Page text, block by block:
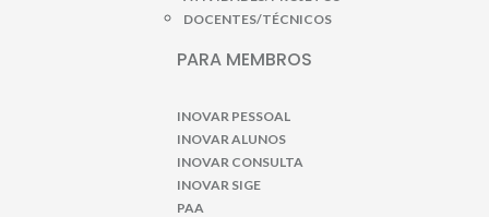
DOCENTES/TÉCNICOS
PARA MEMBROS
INOVAR PESSOAL
INOVAR ALUNOS
INOVAR CONSULTA
INOVAR SIGE
PAA